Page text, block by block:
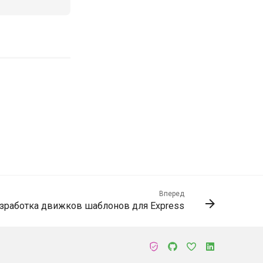
Вперед
движков шаблонов для Express